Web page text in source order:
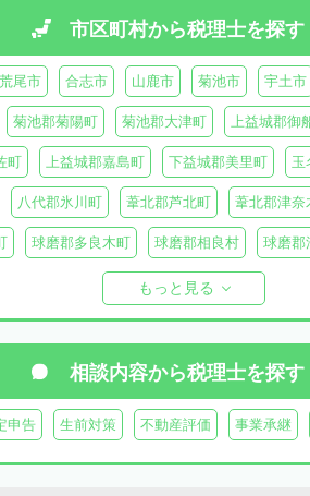
市区町村から税理士を探す
荒尾市 合志市 山鹿市 菊池市 宇土市
菊池郡菊陽町 菊池郡大津町 上益城郡御
町 上益城郡嘉島町 下益城郡美里町 玉
八代郡氷川町 葦北郡芦北町 葦北郡津奈
球磨郡多良木町 球磨郡相良村 球磨郡
阿蘇郡南阿蘇村
もっと見る
相談内容から税理士を探す
申告 生前対策 不動産評価 事業承継